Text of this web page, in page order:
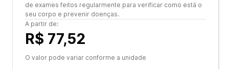
de exames feitos regularmente para verificar como está o
seu corpo e prevenir doenças.
A partir de:
R$ 77,52
O valor pode variar conforme a unidade